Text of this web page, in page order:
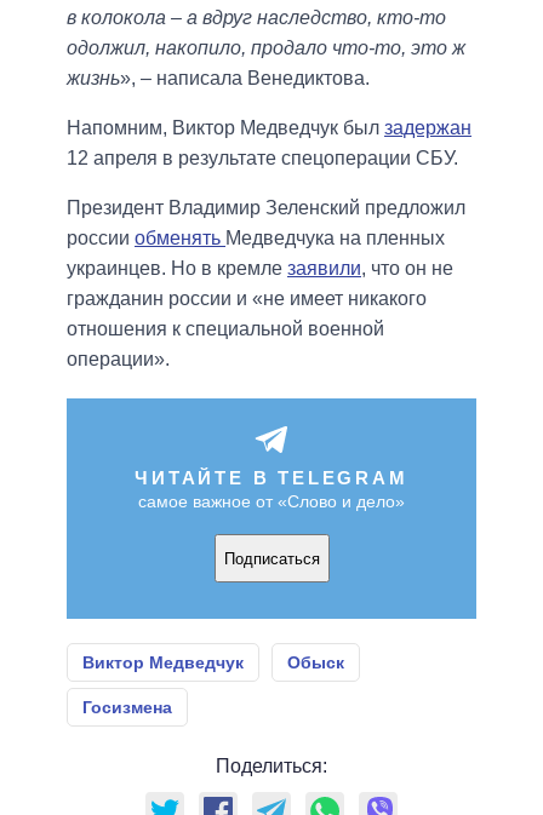
в колокола – а вдруг наследство, кто-то
одолжил, накопило, продало что-то, это ж
жизнь», – написала Венедиктова.
Напомним, Виктор Медведчук был задержан
12 апреля в результате спецоперации СБУ.
Президент Владимир Зеленский предложил
россии обменять Медведчука на пленных
украинцев. Но в кремле заявили, что он не
гражданин россии и «не имеет никакого
отношения к специальной военной
операции».
ЧИТАЙТЕ В TELEGRAM
самое важное от «Слово и дело»
Подписаться
Виктор Медведчук Обыск
Госизмена
Поделиться: